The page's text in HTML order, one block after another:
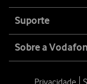
Suporte
Sobre a